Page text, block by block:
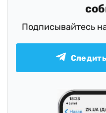
Подписывайтесь